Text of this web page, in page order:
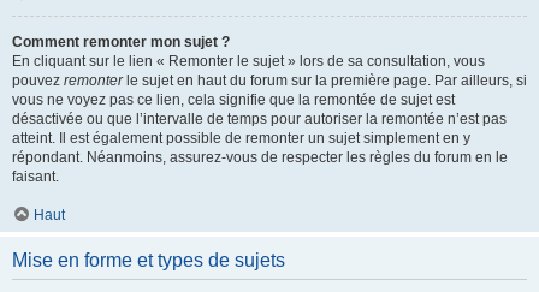
Comment remonter mon sujet ?
En cliquant sur le lien « Remonter le sujet » lors de sa consultation, vous
pouvez remonterle sujet en haut du forum sur la première page. Par ailleurs, si
vous ne voyez pas ce lien, cela signifie que la remontée de sujet est
désactivée ou que l’intervalle de temps pour autoriser la remontée n’est pas
atteint. Il est également possible de remonter un sujet simplement en y
répondant. Néanmoins, assurez-vous de respecter les règles du forum en le
faisant.
Haut
Mise en forme et types de sujets